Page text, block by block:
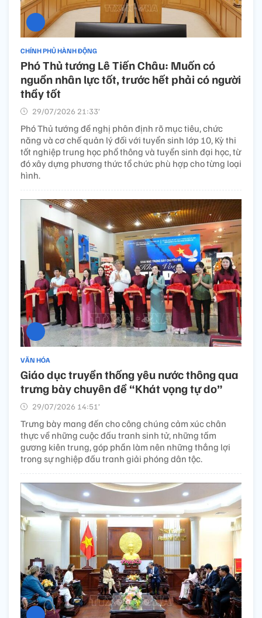
CHÍNH PHỦ HÀNH ĐỘNG
Phó Thủ tướng Lê Tiến Châu: Muốn có
nguồn nhân lực tốt, trước hết phải có người
thầy tốt
29/07/2026 21:33’
Phó Thủ tướng đề nghị phân định rõ mục tiêu, chức
năng và cơ chế quản lý đối với tuyển sinh lớp 10, Kỳ thi
tốt nghiệp trung học phổ thông và tuyển sinh đại học, từ
đó xây dựng phương thức tổ chức phù hợp cho từng loại
hình.
VĂN HÓA
Giáo dục truyền thống yêu nước thông qua
trưng bày chuyên đề “Khát vọng tự do”
29/07/2026 14:51’
Trưng bày mang đến cho công chúng cảm xúc chân
thực về những cuộc đấu tranh sinh tử, những tấm
gương kiên trung, góp phần làm nên những thắng lợi
trong sự nghiệp đấu tranh giải phóng dân tộc.